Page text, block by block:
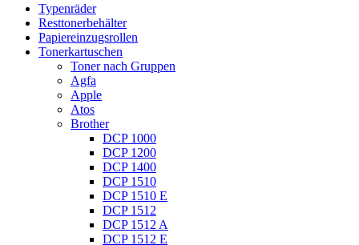
Typenräder
Resttonerbehälter
Papiereinzugsrollen
Tonerkartuschen
Toner nach Gruppen
Agfa
Apple
Atos
Brother
DCP 1000
DCP 1200
DCP 1400
DCP 1510
DCP 1510 E
DCP 1512
DCP 1512 A
DCP 1512 E